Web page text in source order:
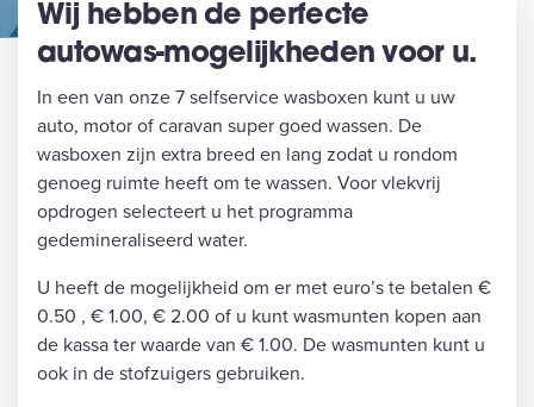
Wij hebben de perfecte
autowas-mogelijkheden voor u.
In een van onze 7 selfservice wasboxen kunt u uw
auto, motor of caravan super goed wassen. De
wasboxen zijn extra breed en lang zodat u rondom
genoeg ruimte heeft om te wassen. Voor vlekvrij
opdrogen selecteert u het programma
gedemineraliseerd water.
U heeft de mogelijkheid om er met euro’s te betalen €
0.50 , € 1.00, € 2.00 of u kunt wasmunten kopen aan
de kassa ter waarde van € 1.00. De wasmunten kunt u
ook in de stofzuigers gebruiken.